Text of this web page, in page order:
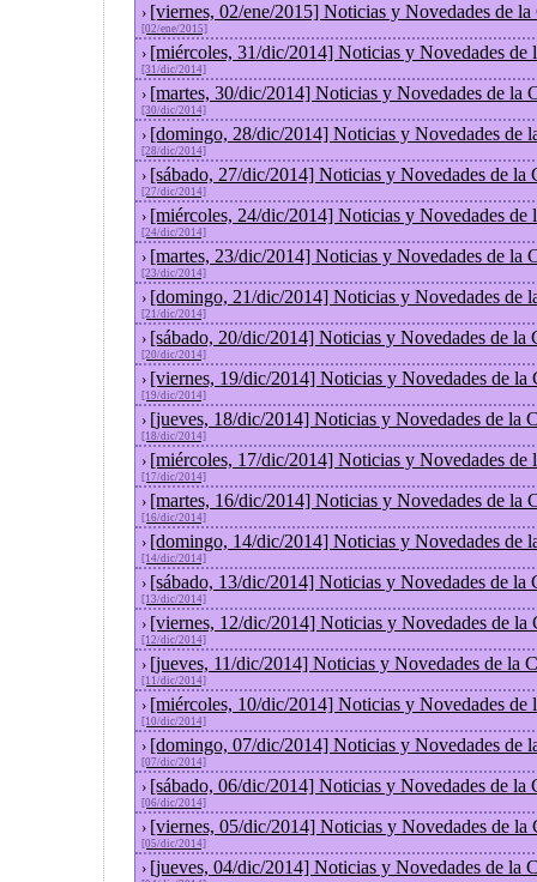
› [viernes, 02/ene/2015] Noticias y Novedades de
[02/ene/2015]
› [miércoles, 31/dic/2014] Noticias y Novedades de
[31/dic/2014]
› [martes, 30/dic/2014] Noticias y Novedades de la
[30/dic/2014]
› [domingo, 28/dic/2014] Noticias y Novedades de
[28/dic/2014]
› [sábado, 27/dic/2014] Noticias y Novedades de la
[27/dic/2014]
› [miércoles, 24/dic/2014] Noticias y Novedades de
[24/dic/2014]
› [martes, 23/dic/2014] Noticias y Novedades de la
[23/dic/2014]
› [domingo, 21/dic/2014] Noticias y Novedades de
[21/dic/2014]
› [sábado, 20/dic/2014] Noticias y Novedades de la
[20/dic/2014]
› [viernes, 19/dic/2014] Noticias y Novedades de la
[19/dic/2014]
› [jueves, 18/dic/2014] Noticias y Novedades de la
[18/dic/2014]
› [miércoles, 17/dic/2014] Noticias y Novedades de
[17/dic/2014]
› [martes, 16/dic/2014] Noticias y Novedades de la
[16/dic/2014]
› [domingo, 14/dic/2014] Noticias y Novedades de
[14/dic/2014]
› [sábado, 13/dic/2014] Noticias y Novedades de la
[13/dic/2014]
› [viernes, 12/dic/2014] Noticias y Novedades de la
[12/dic/2014]
› [jueves, 11/dic/2014] Noticias y Novedades de la
[11/dic/2014]
› [miércoles, 10/dic/2014] Noticias y Novedades de
[10/dic/2014]
› [domingo, 07/dic/2014] Noticias y Novedades de
[07/dic/2014]
› [sábado, 06/dic/2014] Noticias y Novedades de la
[06/dic/2014]
› [viernes, 05/dic/2014] Noticias y Novedades de la
[05/dic/2014]
› [jueves, 04/dic/2014] Noticias y Novedades de la